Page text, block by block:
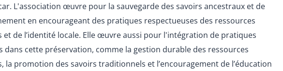
L'association œuvre pour la sauvegarde des savoirs ancestraux et de
en encourageant des pratiques respectueuses des ressources
et de l’identité locale. Elle œuvre aussi pour l'intégration de pratiques
dans cette préservation, comme la gestion durable des ressources
la promotion des savoirs traditionnels et l’encouragement de l’éducation